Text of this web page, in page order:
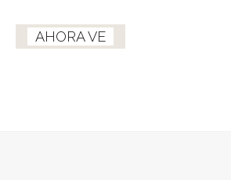
AHORA VE